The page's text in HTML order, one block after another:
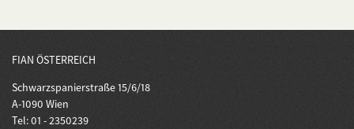
FIAN ÖSTERREICH
Schwarzspanierstraße 15/6/18
A-1090 Wien
Tel: 01 - 2350239